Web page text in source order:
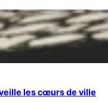
les cœurs de ville